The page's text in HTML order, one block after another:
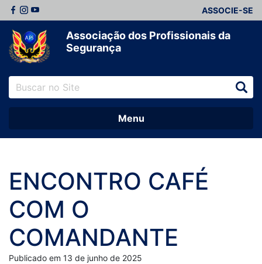
ASSOCIE-SE
Associação dos Profissionais da
Segurança
Menu
ENCONTRO CAFÉ
COM O
COMANDANTE
Publicado em 13 de junho de 2025